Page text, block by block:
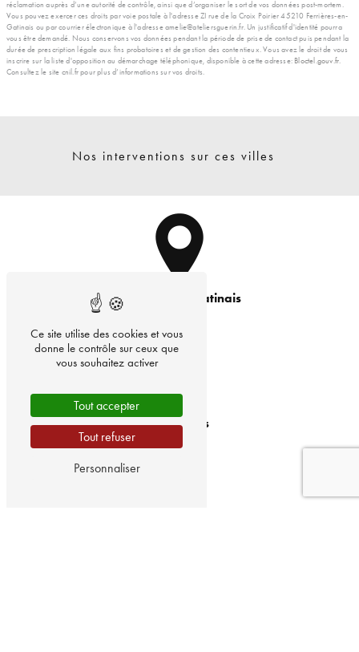
réclamation auprès d’une autorité de contrôle, ainsi que d’organiser le sort de vos données post-mortem.
Vous pouvez exercer ces droits par voie postale à l'adresse ZI rue de la Croix Poirier 45210 Ferrières-en-
Gatinais ou par courrier électronique à l'adresse amelie@ateliersguerin.fr. Un justificatif d'identité pourra
vous être demandé. Nous conservons vos données pendant la période de prise de contact puis pendant la
durée de prescription légale aux fins probatoires et de gestion des contentieux. Vous avez le droit de vous
inscrire sur la liste d'opposition au démarchage téléphonique, disponible à cette adresse: Bloctel.gouv.fr.
Consultez le site cnil.fr pour plus d’informations sur vos droits.
Nos interventions sur ces villes
Ferrières-en-Gatinais
Montargis
Ce site utilise des cookies et vous
donne le contrôle sur ceux que
vous souhaitez activer
Tout accepter
Tout refuser
Personnaliser